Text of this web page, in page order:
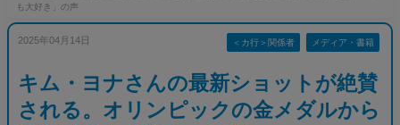
も大好き」の声
2025年04月14日 ＜カ行＞関係者 メディア・書籍
キム・ヨナさんの最新ショットが絶賛
される。オリンピックの金メダルから